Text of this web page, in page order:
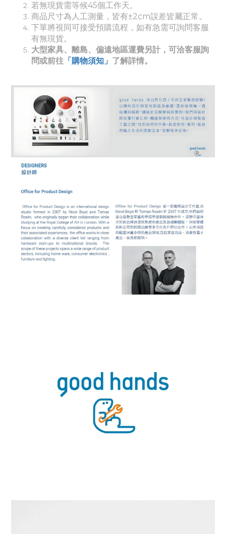
若無現貨需等候45個工作天。
商品尺寸為人工測量，皆有±2cm誤差皆屬正常。
下單將視同可接受預購流程，如有急需可詢問客服
有無現貨。
大型家具、離島、偏遠地區運費另計，可洽客服詢
問或前往 「購物須知」 了解詳情。